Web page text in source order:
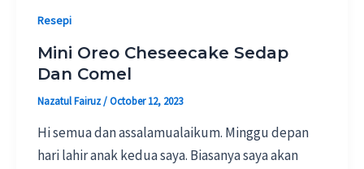
Resepi
Mini Oreo Cheseecake Sedap
Dan Comel
Nazatul Fairuz/October 12, 2023
Hi semua dan assalamualaikum. Minggu depan
hari lahir anak kedua saya. Biasanya saya akan